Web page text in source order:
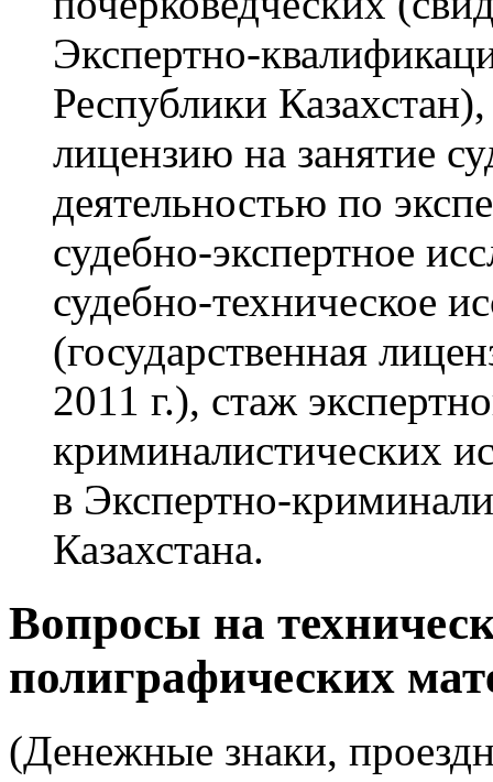
Экспертно-
Республики
лицензию на занятие
деятельностью по
судебно-экспертное
судебно-техническое
(государственная
2011 г.), стаж
криминалистических
в Экспертно-
Казахстана.
Вопросы на
полиграфических
(Денежные знаки,